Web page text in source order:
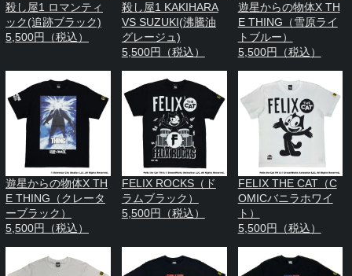
殺し屋1 ロマンティ
ック(追跡ブラック)
5,500円（税込）
殺し屋1 KAKIHARA
VS SUZUKI(沸騰油
グレージュ)
5,500円（税込）
遊星からの物体X TH
E THING（雪原ライ
トブルー）
5,500円（税込）
遊星からの物体X TH
E THING（クレータ
ーブラック）
5,500円（税込）
FELIX ROCKS（ド
ラムブラック）
5,500円（税込）
FELIX THE CAT（C
OMICバニラホワイ
ト）
5,500円（税込）